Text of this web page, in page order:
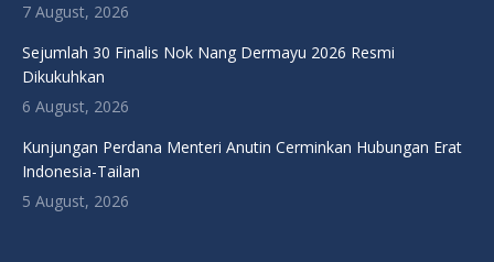
7 August, 2026
Sejumlah 30 Finalis Nok Nang Dermayu 2026 Resmi
Dikukuhkan
6 August, 2026
Kunjungan Perdana Menteri Anutin Cerminkan Hubungan Erat
Indonesia-Tailan
5 August, 2026